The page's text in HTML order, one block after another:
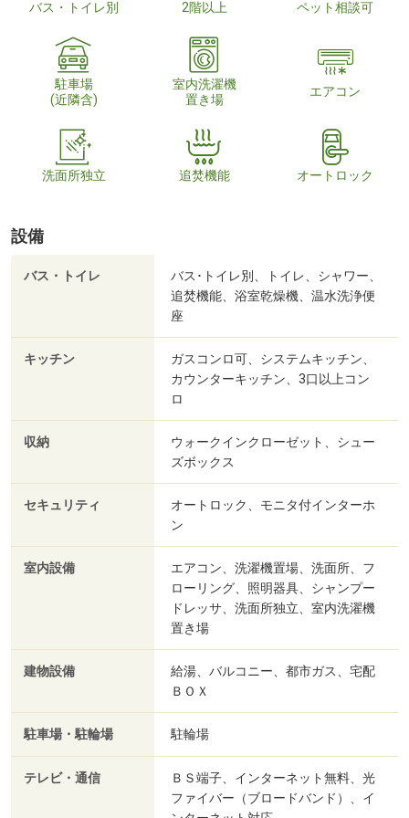
バス・トイレ別 2階以上 ペット相談可
駐車場
(近隣含)
室内洗濯機
置き場
エアコン
洗面所独立 追焚機能 オートロック
設備
バス・トイレ
バス･トイレ別、トイレ、シャワー、
追焚機能、浴室乾燥機、温水洗浄便
座
キッチン
ガスコンロ可、システムキッチン、
カウンターキッチン、3口以上コン
ロ
収納
ウォークインクローゼット、シュー
ズボックス
セキュリティ
オートロック、モニタ付インターホ
ン
室内設備
エアコン、洗濯機置場、洗面所、フ
ローリング、照明器具、シャンプー
ドレッサ、洗面所独立、室内洗濯機
置き場
建物設備
給湯、バルコニー、都市ガス、宅配
ＢＯＸ
駐車場・駐輪場 駐輪場
テレビ・通信
ＢＳ端子、インターネット無料、光
ファイバー（ブロードバンド）、イ